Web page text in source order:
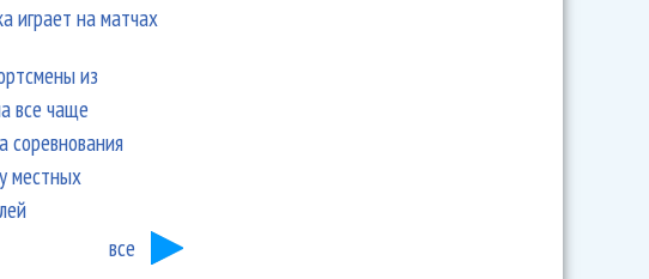
играет на матчах
из
все чаще
соревнования
местных
все